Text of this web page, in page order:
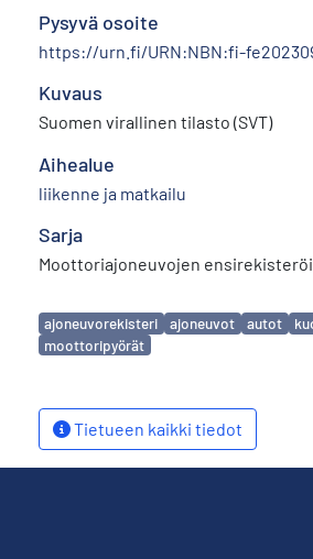
Pysyvä osoite
https://urn.fi/URN:NBN:fi-
Kuvaus
Suomen virallinen tilasto (SVT)
Aihealue
liikenne ja matkailu
Sarja
Moottoriajoneuvojen
Avainsanat
ajoneuvorekisteri ajoneuvot autot
moottoripyörät
Tietueen kaikki tiedot